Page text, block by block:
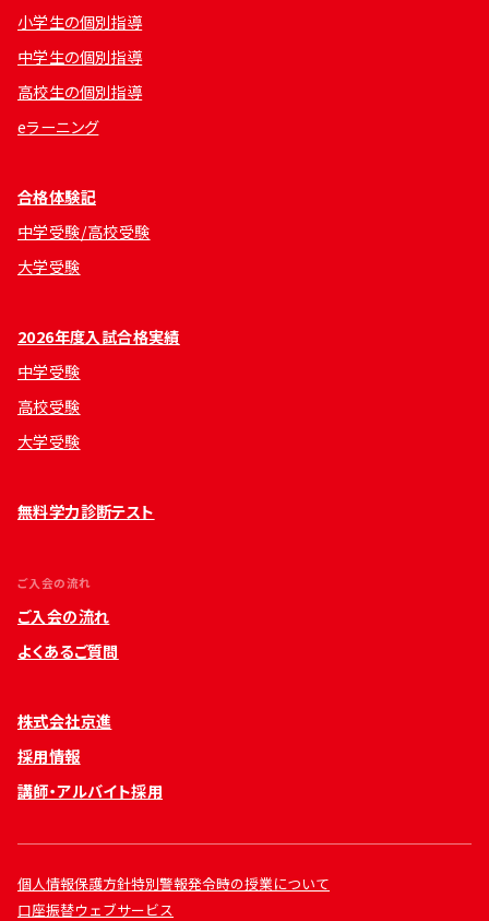
小学生の個別指導
中学生の個別指導
高校生の個別指導
eラーニング
合格体験記
中学受験/高校受験
大学受験
2026年度入試合格実績
中学受験
高校受験
大学受験
無料学力診断テスト
ご入会の流れ
ご入会の流れ
よくあるご質問
株式会社京進
採用情報
講師・アルバイト採用
個人情報保護方針特別警報発令時の授業について
口座振替ウェブサービス